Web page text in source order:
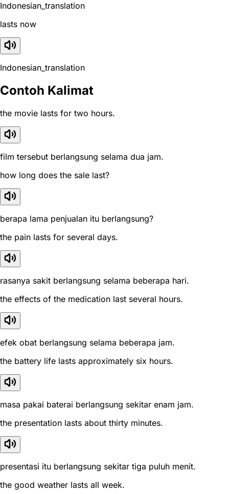
Indonesian_translation
lasts now
Indonesian_translation
Contoh Kalimat
the movie lasts for two hours.
film tersebut berlangsung selama dua jam.
how long does the sale last?
berapa lama penjualan itu berlangsung?
the pain lasts for several days.
rasanya sakit berlangsung selama beberapa hari.
the effects of the medication last several hours.
efek obat berlangsung selama beberapa jam.
the battery life lasts approximately six hours.
masa pakai baterai berlangsung sekitar enam jam.
the presentation lasts about thirty minutes.
presentasi itu berlangsung sekitar tiga puluh menit.
the good weather lasts all week.